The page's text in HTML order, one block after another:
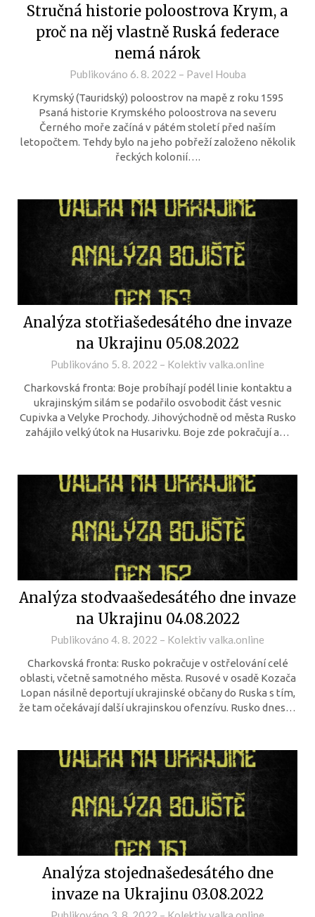
Stručná historie poloostrova Krym, a
proč na něj vlastně Ruská federace
nemá nárok
Publikováno 6. 8. 2022 – Pavel Houba
Krymský (Tauridský) poloostrov na mapě z roku 1595
Psaná historie Krymského poloostrova na severu
Černého moře začíná v pátém století před naším
letopočtem. Tehdy bylo na jeho pobřeží založeno několik
řeckých kolonií….
Analýza stotřiašedesátého dne invaze
na Ukrajinu 05.08.2022
Publikováno 5. 8. 2022 – Kolektiv valka.online
Charkovská fronta: Boje probíhají podél linie kontaktu a
ukrajinským silám se podařilo osvobodit část vesnic
Cupivka a Velyke Prochody. Jihovýchodně od města Rusko
zahájilo velký útok na Husarivku. Boje zde pokračují a…
Analýza stodvaašedesátého dne invaze
na Ukrajinu 04.08.2022
Publikováno 4. 8. 2022 – Kolektiv valka.online
Charkovská fronta: Rusko pokračuje v ostřelování celé
oblasti, včetně samotného města. Rusové v osadě Kozača
Lopan násilně deportují ukrajinské občany do Ruska s tím,
že tam očekávají další ukrajinskou ofenzívu. Rusko dnes…
Analýza stojednašedesátého dne
invaze na Ukrajinu 03.08.2022